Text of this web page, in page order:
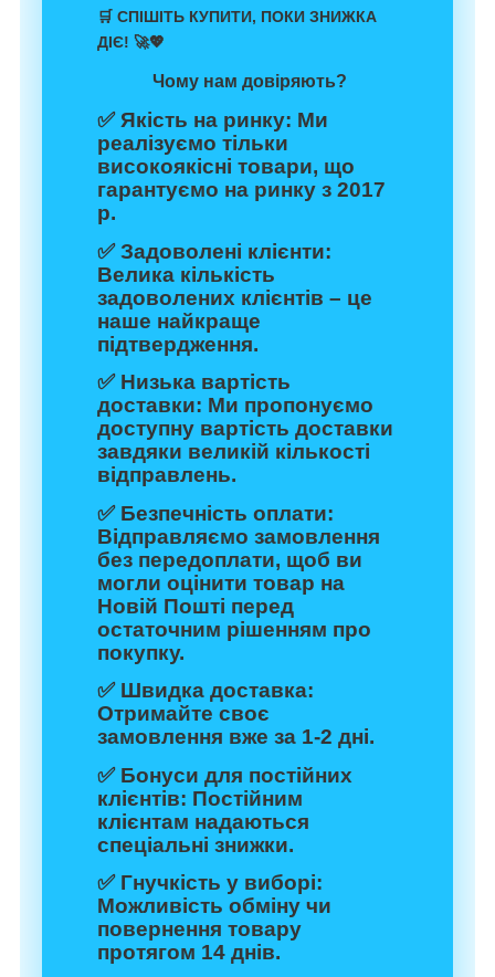
🛒 СПІШІТЬ КУПИТИ, ПОКИ ЗНИЖКА
ДІЄ! 🚀💖
Чому нам довіряють?
✅Якість на ринку: Ми
реалізуємо тільки
високоякісні товари, що
гарантуємо на ринку з 2017
р.
✅Задоволені клієнти:
Велика кількість
задоволених клієнтів – це
наше найкраще
підтвердження.
✅ Низька вартість
доставки: Ми пропонуємо
доступну вартість доставки
завдяки великій кількості
відправлень.
✅ Безпечність оплати:
Відправляємо замовлення
без передоплати, щоб ви
могли оцінити товар на
Новій Пошті перед
остаточним рішенням про
покупку.
✅ Швидка доставка:
Отримайте своє
замовлення вже за 1-2 дні.
✅ Бонуси для постійних
клієнтів: Постійним
клієнтам надаються
спеціальні знижки.
✅ Гнучкість у виборі:
Можливість обміну чи
повернення товару
протягом 14 днів.